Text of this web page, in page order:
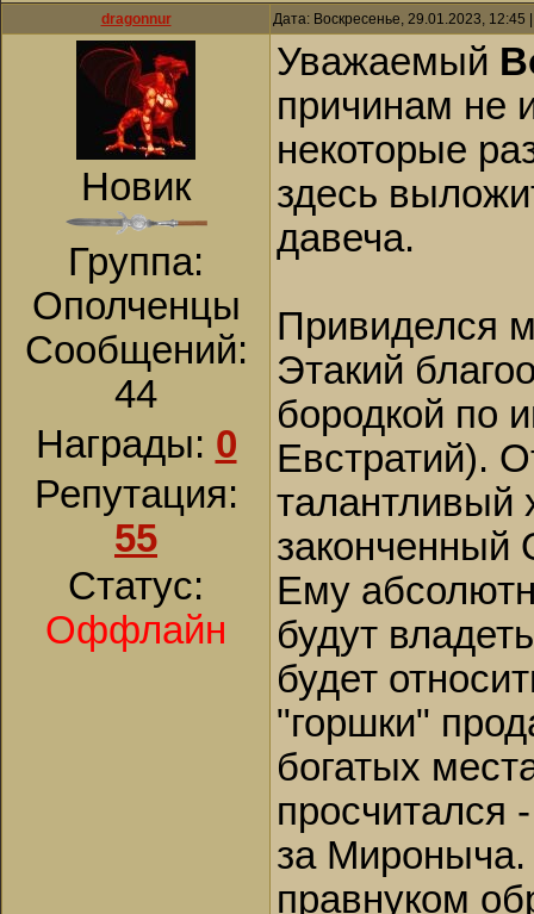
dragonnur Дата: Воскресенье, 29.01.2023,
Новик
Группа:
Ополченцы
Сообщений:
44
Награды: 0
Репутация:
55
Статус:
Оффлайн
Уважаемый
причинам не
некоторые
здесь
давеча.
Привиделся
Этакий
бородкой по
Евстратий).
талантливый
Ему
будут
будет
"горшки"
богатых
просчитался
за
правнуком